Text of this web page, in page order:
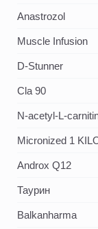
Аnastrozol
Muscle Infusion
D-Stunner
Cla 90
N-acetyl-L-
Micronized 1
Androx Q12
Таурин
Balkanharma